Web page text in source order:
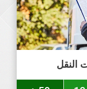
النقل